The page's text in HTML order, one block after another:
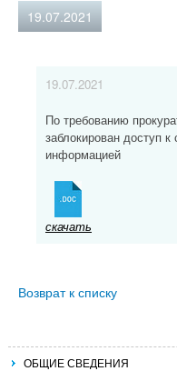
19.07.2021
19.07.2021
По требованию
заблокирован доступ
информацией
скачать
Возврат к списку
ОБЩИЕ СВЕДЕНИЯ